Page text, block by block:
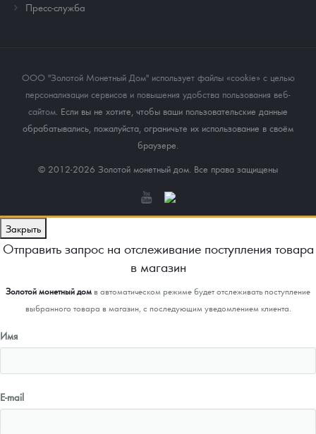
Пресс-служба
ООО "Золотой Монетный Дом" использует файлы «cookie» с целью
персонализации сервисов и повышения удобства пользования веб-
сайтом. Если вы не хотите, чтобы ваши пользовательские данные
обрабатывались, пожалуйста, ограничьте их использование в своём
браузере.
© 2012-2026 Золотой монетный дом. Все права защищены
Закрыть
Отправить запрос на отслеживание поступления товара
в магазин
Золотой монетный домв автоматическом режиме будет отслеживать поступление
выбранного товара в магазин, с последующим уведомлением клиента.
Имя
E-mail